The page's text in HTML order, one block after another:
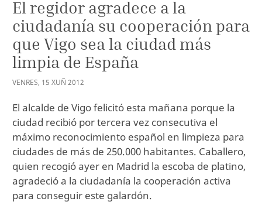
El regidor agradece a la
ciudadanía su cooperación para
que Vigo sea la ciudad más
limpia de España
VENRES, 15 XUÑ 2012
El alcalde de Vigo felicitó esta mañana porque la
ciudad recibió por tercera vez consecutiva el
máximo reconocimiento español en limpieza para
ciudades de más de 250.000 habitantes. Caballero,
quien recogió ayer en Madrid la escoba de platino,
agradeció a la ciudadanía la cooperación activa
para conseguir este galardón.